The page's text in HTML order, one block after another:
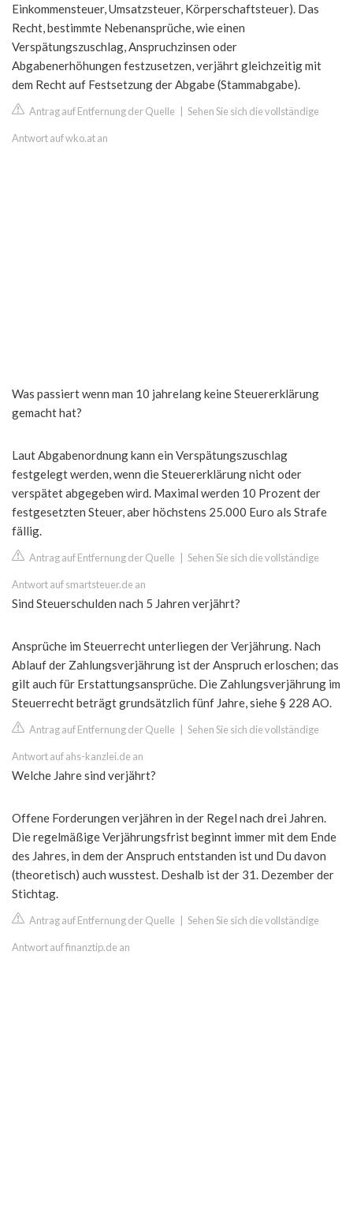
Einkommensteuer, Umsatzsteuer, Körperschaftsteuer). Das
Recht, bestimmte Nebenansprüche, wie einen
Verspätungszuschlag, Anspruchzinsen oder
Abgabenerhöhungen festzusetzen, verjährt gleichzeitig mit
dem Recht auf Festsetzung der Abgabe (Stammabgabe).
Antrag auf Entfernung der Quelle Sehen Sie sich die vollständige
Antwort auf wko.at an
Was passiert wenn man 10 jahrelang keine Steuererklärung
gemacht hat?
Laut Abgabenordnung kann ein Verspätungszuschlag
festgelegt werden, wenn die Steuererklärung nicht oder
verspätet abgegeben wird. Maximal werden 10 Prozent der
festgesetzten Steuer, aber höchstens 25.000 Euro als Strafe
fällig.
Antrag auf Entfernung der Quelle Sehen Sie sich die vollständige
Antwort auf smartsteuer.de an
Sind Steuerschulden nach 5 Jahren verjährt?
Ansprüche im Steuerrecht unterliegen der Verjährung. Nach
Ablauf der Zahlungsverjährung ist der Anspruch erloschen; das
gilt auch für Erstattungsansprüche. Die Zahlungsverjährung im
Steuerrecht beträgt grundsätzlich fünf Jahre, siehe § 228 AO.
Antrag auf Entfernung der Quelle Sehen Sie sich die vollständige
Antwort auf ahs-kanzlei.de an
Welche Jahre sind verjährt?
Offene Forderungen verjähren in der Regel nach drei Jahren.
Die regelmäßige Verjährungsfrist beginnt immer mit dem Ende
des Jahres, in dem der Anspruch entstanden ist und Du davon
(theoretisch) auch wusstest. Deshalb ist der 31. Dezember der
Stichtag.
Antrag auf Entfernung der Quelle Sehen Sie sich die vollständige
Antwort auf finanztip.de an